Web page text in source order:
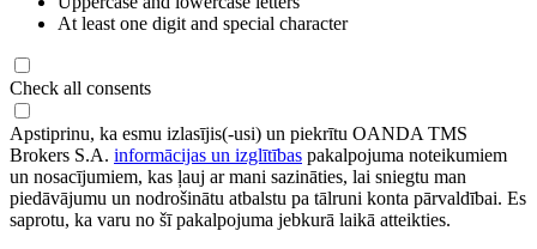
At least one digit and special character
Check all consents
Apstiprinu, ka esmu izlasījis(-usi) un piekrītu OANDA TMS
Brokers S.A. informācijas un izglītības pakalpojuma noteikumiem
un nosacījumiem, kas ļauj ar mani sazināties, lai sniegtu man
piedāvājumu un nodrošinātu atbalstu pa tālruni konta pārvaldībai. Es
saprotu, ka varu no šī pakalpojuma jebkurā laikā atteikties.